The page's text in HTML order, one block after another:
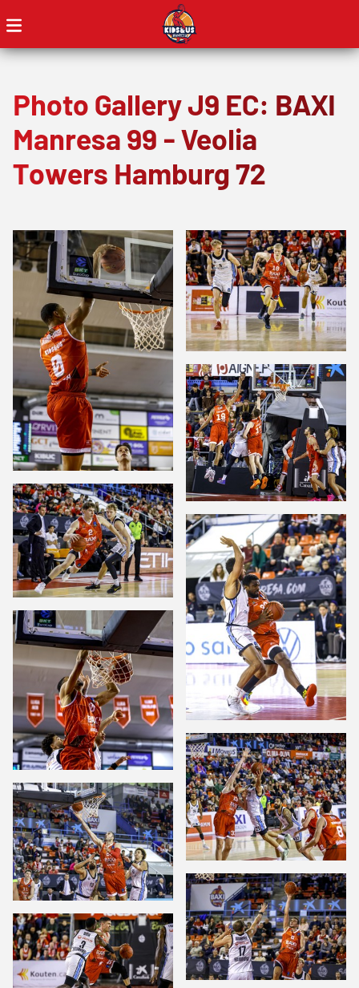
Photo Gallery J9 EC: BAXI
Manresa 99 - Veolia
Towers Hamburg 72